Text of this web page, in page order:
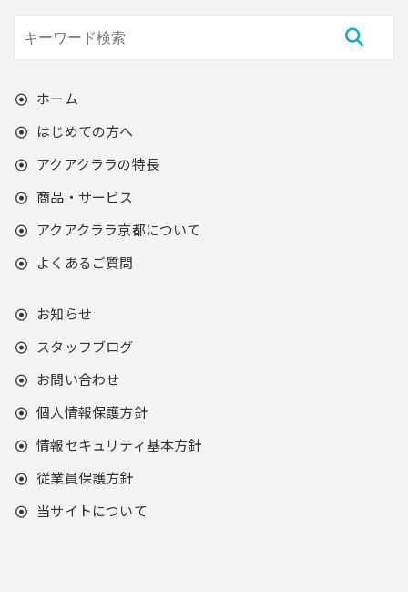
ホーム
はじめての方へ
アクアクララの特長
商品・サービス
アクアクララ京都について
よくあるご質問
お知らせ
スタッフブログ
お問い合わせ
個人情報保護方針
情報セキュリティ基本方針
従業員保護方針
当サイトについて